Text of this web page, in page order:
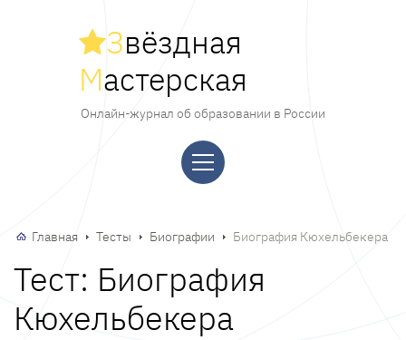
Звёздная
Мастерская
Онлайн-журнал об образовании в России
Главная Тесты Биографии Биография Кюхельбекера
Тест: Биография
Кюхельбекера